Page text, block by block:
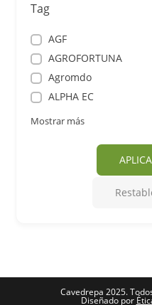
Tag
AGF
AGROFORTUNA
Agromdo
ALPHA EC
Mostrar más
Cavedrepa 2025.
Diseñado por